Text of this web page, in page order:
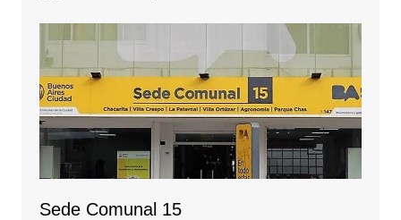
Sede Comunal 15